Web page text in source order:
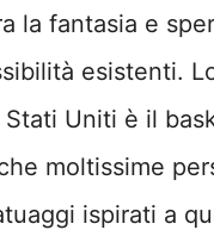
la fantasia e
esistenti.
Uniti è il
moltissime
ispirati a